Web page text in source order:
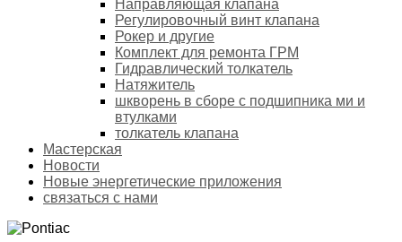
Направляющая клапана
Регулировочный винт клапана
Рокер и другие
Комплект для ремонта ГРМ
Гидравлический толкатель
Натяжитель
шкворень в сборе с подшипника ми и
втулками
толкатель клапана
Мастерская
Новости
Новые энергетические приложения
связаться с нами